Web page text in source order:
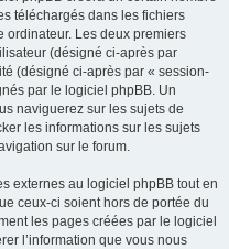
téléchargés dans les fichiers
ordinateur. Les deux premiers
(désigné ci-après par
(désigné ci-après par « session-
par le logiciel phpBB. Un
naviguerez sur les sujets de
les informations sur les sujets
sur le forum.
externes au logiciel phpBB tout en
ceux-ci soient hors de portée du
les pages créées par le logiciel
l’information que vous nous